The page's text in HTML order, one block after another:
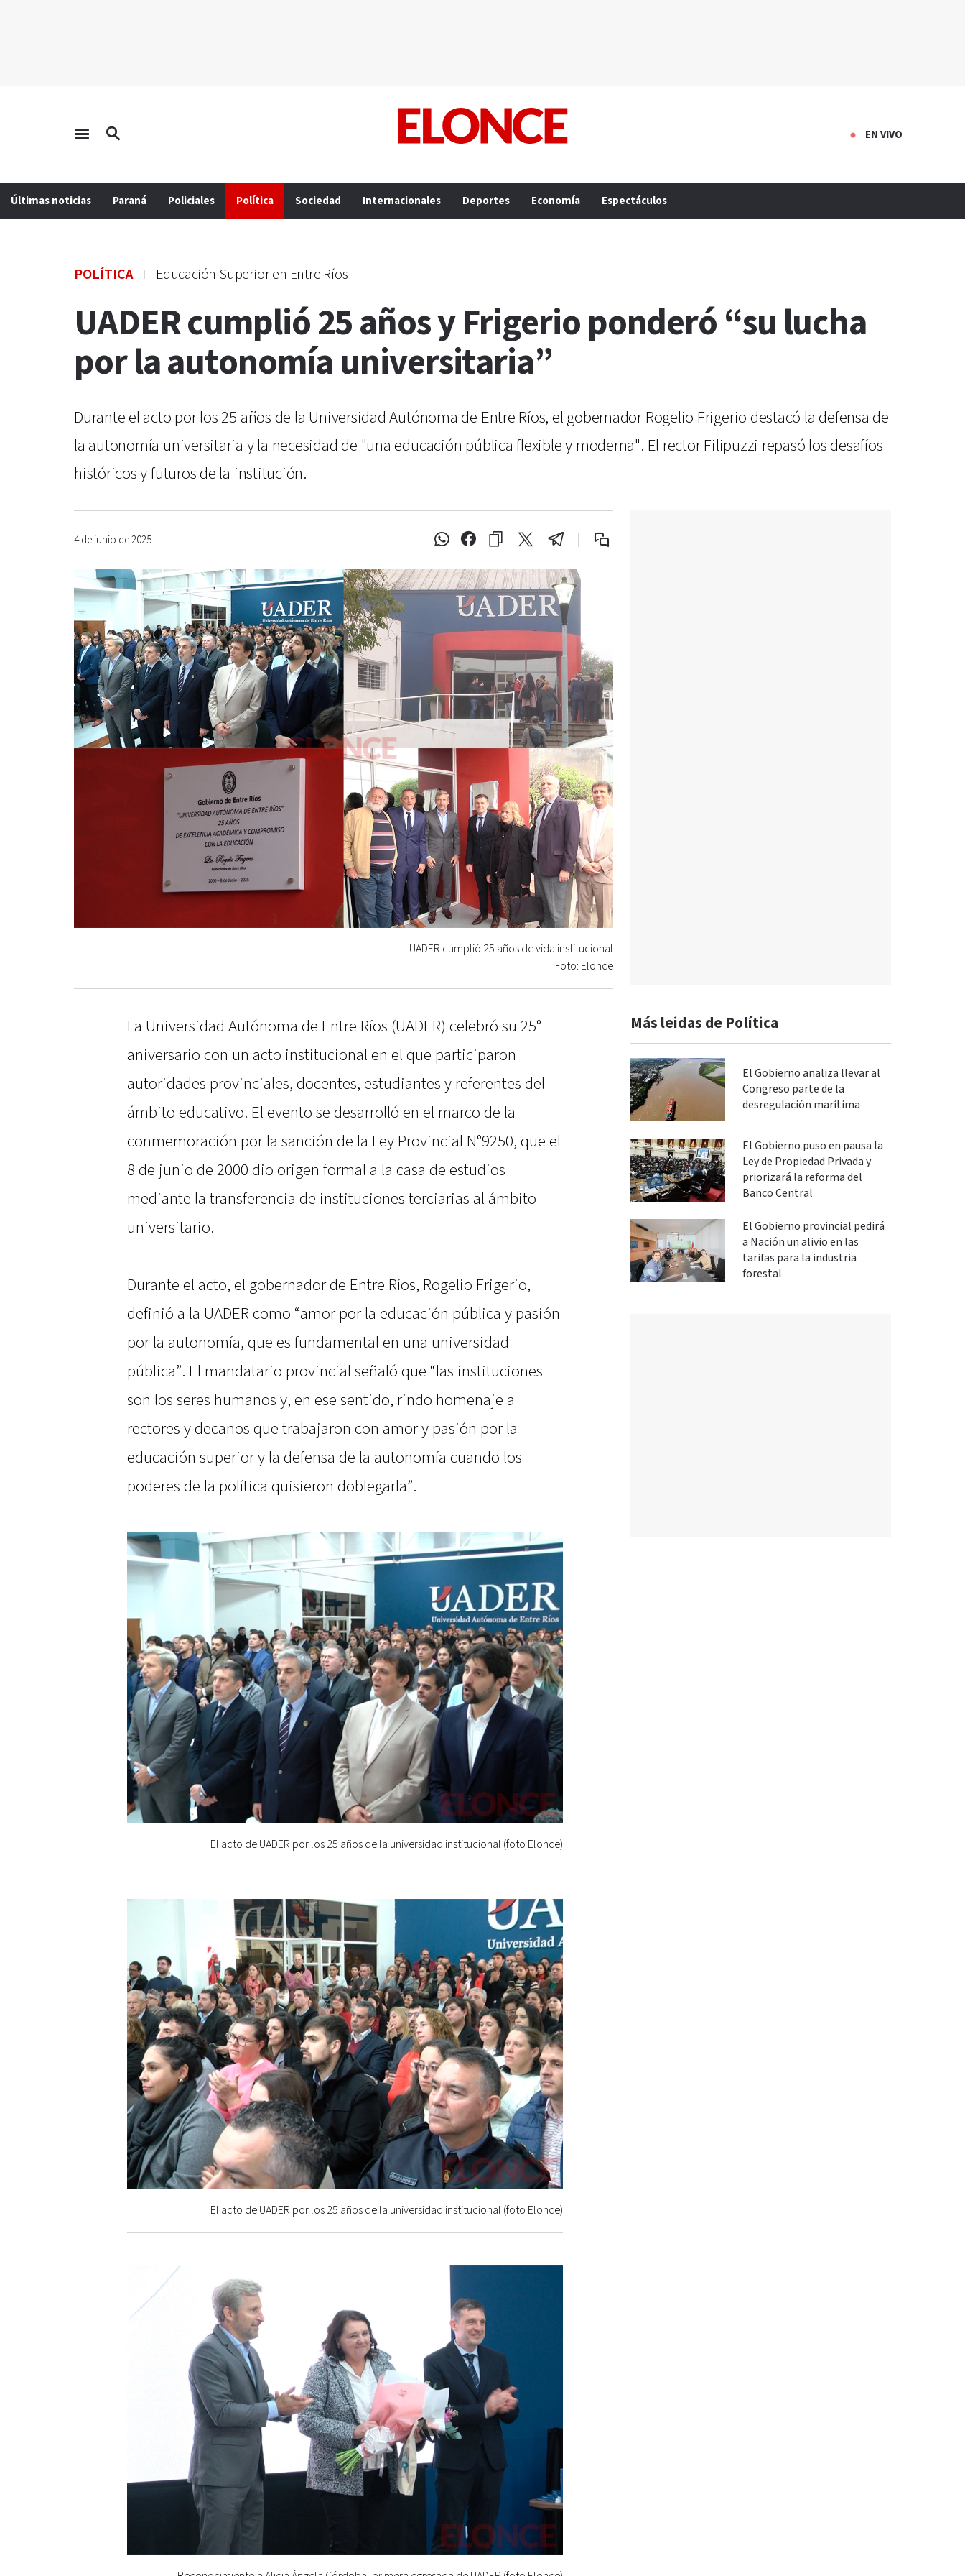
EN VIVO
Últimas noticias Paraná Policiales Política Sociedad Internacionales Deportes Economía Espectáculos
POLÍTICA Educación Superior en Entre Ríos
UADER cumplió 25 años y Frigerio ponderó “su lucha
por la autonomía universitaria”
Durante el acto por los 25 años de la Universidad Autónoma de Entre Ríos, el gobernador Rogelio Frigerio destacó la defensa de
la autonomía universitaria y la necesidad de "una educación pública flexible y moderna". El rector Filipuzzi repasó los desafíos
históricos y futuros de la institución.
4 de junio de 2025
UADER cumplió 25 años de vida institucional
Foto: Elonce
La Universidad Autónoma de Entre Ríos (UADER) celebró su 25°
aniversario con un acto institucional en el que participaron
autoridades provinciales, docentes, estudiantes y referentes del
ámbito educativo. El evento se desarrolló en el marco de la
conmemoración por la sanción de la Ley Provincial N°9250, que el
8 de junio de 2000 dio origen formal a la casa de estudios
mediante la transferencia de instituciones terciarias al ámbito
universitario.
Durante el acto, el gobernador de Entre Ríos, Rogelio Frigerio,
definió a la UADER como “amor por la educación pública y pasión
por la autonomía, que es fundamental en una universidad
pública”. El mandatario provincial señaló que “las instituciones
son los seres humanos y, en ese sentido, rindo homenaje a
rectores y decanos que trabajaron con amor y pasión por la
educación superior y la defensa de la autonomía cuando los
poderes de la política quisieron doblegarla”.
El acto de UADER por los 25 años de la universidad institucional (foto Elonce)
El acto de UADER por los 25 años de la universidad institucional (foto Elonce)
Más leidas de Política
El Gobierno analiza llevar al
Congreso parte de la
desregulación marítima
El Gobierno puso en pausa la
Ley de Propiedad Privada y
priorizará la reforma del
Banco Central
El Gobierno provincial pedirá
a Nación un alivio en las
tarifas para la industria
forestal